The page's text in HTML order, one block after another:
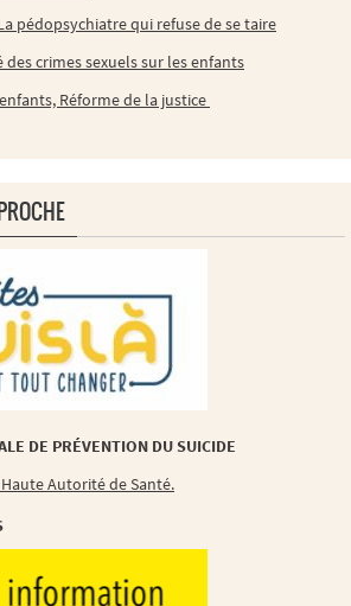
pédopsychiatre qui refuse de se taire
crimes sexuels sur les enfants
Réforme de la justice
DE PRÉVENTION DU SUICIDE
Autorité de Santé.